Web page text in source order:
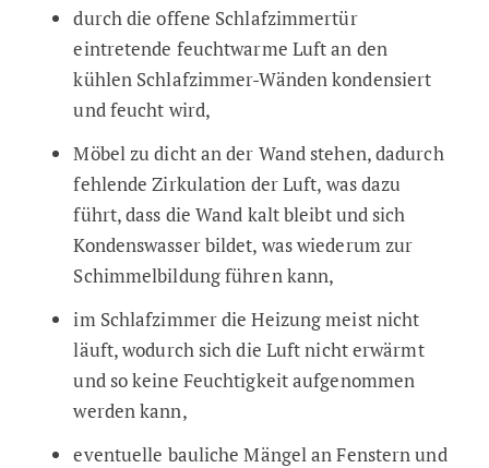
durch die offene Schlafzimmertür
eintretende feuchtwarme Luft an den
kühlen Schlafzimmer-Wänden kondensiert
und feucht wird,
Möbel zu dicht an der Wand stehen, dadurch
fehlende Zirkulation der Luft, was dazu
führt, dass die Wand kalt bleibt und sich
Kondenswasser bildet, was wiederum zur
Schimmelbildung führen kann,
im Schlafzimmer die Heizung meist nicht
läuft, wodurch sich die Luft nicht erwärmt
und so keine Feuchtigkeit aufgenommen
werden kann,
eventuelle bauliche Mängel an Fenstern und